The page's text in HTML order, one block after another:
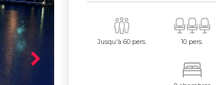
Jusqu'à 60 pers. 10 pers.